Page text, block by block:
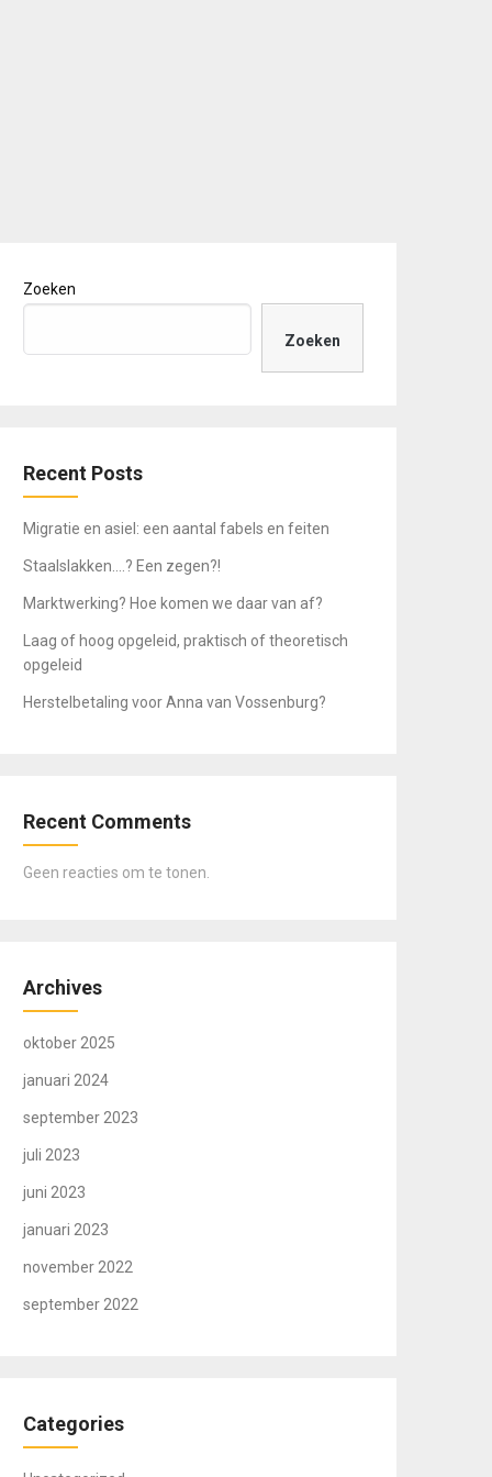
Zoeken
Zoeken
Recent Posts
Migratie en asiel: een aantal fabels en feiten
Staalslakken….? Een zegen?!
Marktwerking? Hoe komen we daar van af?
Laag of hoog opgeleid, praktisch of theoretisch
opgeleid
Herstelbetaling voor Anna van Vossenburg?
Recent Comments
Geen reacties om te tonen.
Archives
oktober 2025
januari 2024
september 2023
juli 2023
juni 2023
januari 2023
november 2022
september 2022
Categories